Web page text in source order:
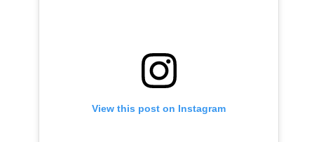
View this post on Instagram